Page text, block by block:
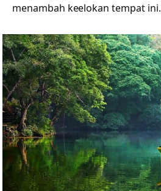
menambah keelokan tempat ini.